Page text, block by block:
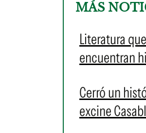
MÁS
Literatura
encuentran
Cerró un
excine